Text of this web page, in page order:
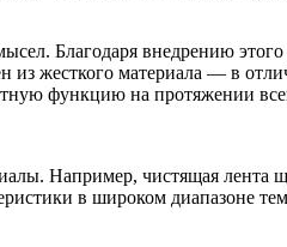
Благодаря внедрению
жесткого материала — в
функцию на протяжении
Например, чистящая лента
в широком диапазоне